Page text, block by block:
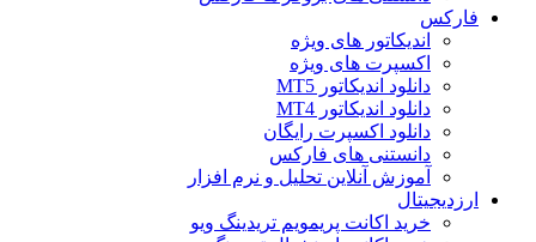
فارکس
اندیکاتور های ویژه
اکسپرت های ویژه
دانلود اندیکاتور MT5
دانلود اندیکاتور MT4
دانلود اکسپرت رایگان
دانستنی های فارکس
آموزش آنلاین تحلیل و نرم افزار
ارزدیجیتال
خرید اکانت پریمویم تریدینگ ویو